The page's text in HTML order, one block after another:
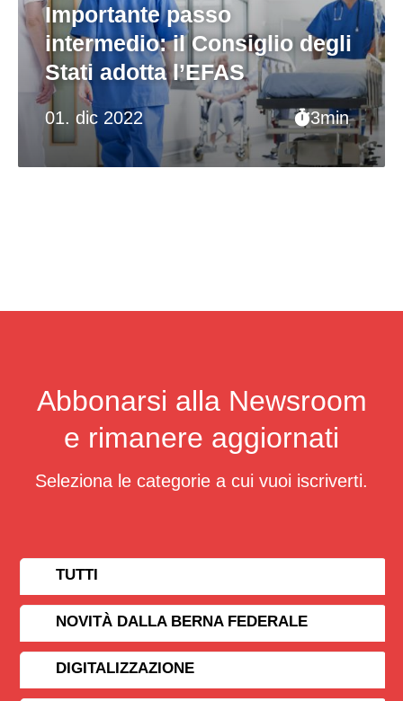
01. dic 2022 3min
Importante passo
intermedio: il Consiglio degli
Stati adotta l’EFAS
Abbonarsi alla Newsroom
e rimanere aggiornati
Seleziona le categorie a cui vuoi iscriverti.
TUTTI
NOVITÀ DALLA BERNA FEDERALE
DIGITALIZZAZIONE